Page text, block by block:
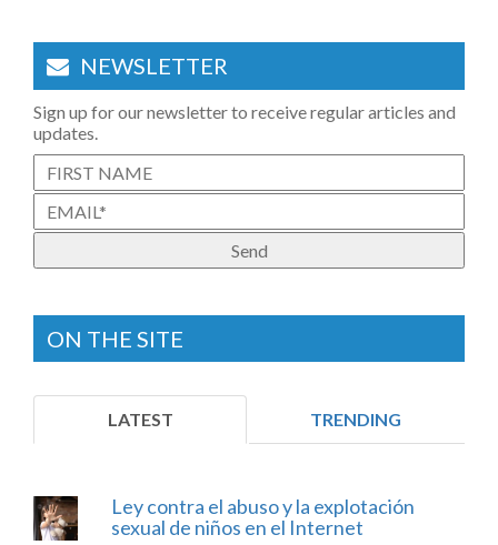
NEWSLETTER
Sign up for our newsletter to receive regular articles and
updates.
ON THE SITE
LATEST TRENDING
Ley contra el abuso y la explotación
sexual de niños en el Internet